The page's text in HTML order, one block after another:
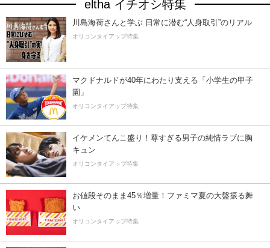
eltha イチオシ特集
川島海荷さんと学ぶ 日常に潜む“人身取引”のリアル
オリコンタイアップ特集
マクドナルドが40年にわたり支える「小学生の甲子
園」
オリコンタイアップ特集
イケメンてんこ盛り！尊すぎる男子の純情ラブに胸
キュン
オリコンタイアップ特集
お値段そのまま45％増量！ファミマ夏の大盤振る舞
い
オリコンタイアップ特集